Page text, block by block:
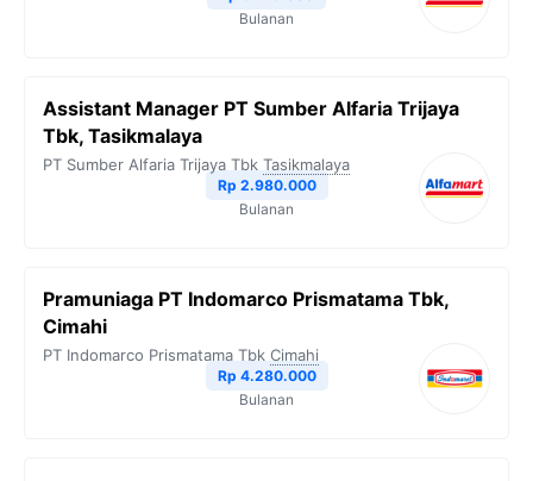
Bulanan
Assistant Manager PT Sumber Alfaria Trijaya
Tbk, Tasikmalaya
PT Sumber Alfaria Trijaya Tbk Tasikmalaya
Rp 2.980.000
Bulanan
Pramuniaga PT Indomarco Prismatama Tbk,
Cimahi
PT Indomarco Prismatama Tbk Cimahi
Rp 4.280.000
Bulanan